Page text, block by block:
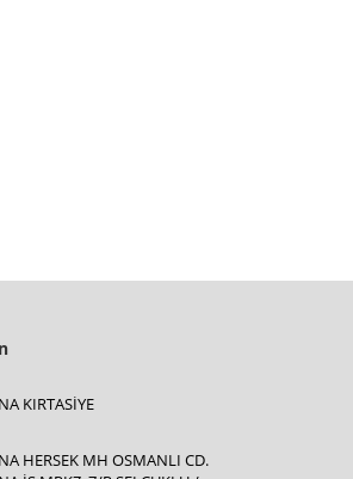
KIRTASİYE
HERSEK MH OSMANLI CD.